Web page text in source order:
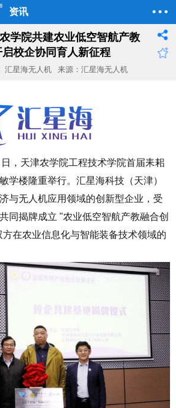
资讯
学院共建农业低空智航产教
校企协同育人新征程
汇星海无人机 来源：汇星海无人机
，天津农学院工程技术学院首届耒耜
学楼隆重举行。汇星海科技（天津）
与无人机应用领域的创新型企业，受
同揭牌成立 "农业低空智航产教融合创
在农业信息化与智能装备技术领域的